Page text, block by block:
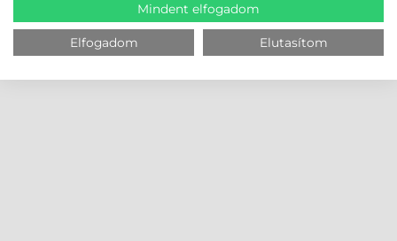
Mindent elfogadom
Elfogadom Elutasítom